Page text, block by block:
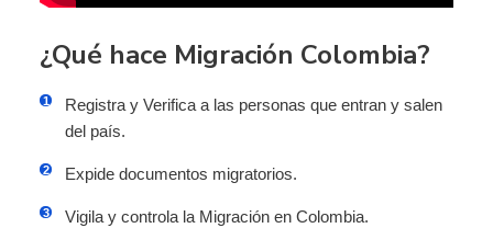
¿Qué hace Migración Colombia?
Registra y Verifica a las personas que entran y salen
del país.
Expide documentos migratorios.
Vigila y controla la Migración en Colombia.